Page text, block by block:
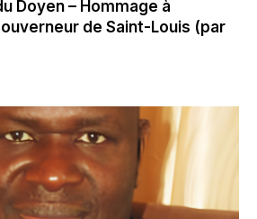
Doyen – Hommage à
de Saint-Louis (par